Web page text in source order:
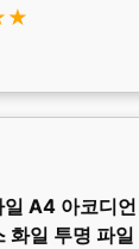
A4 아코디언
화일 투명 파일